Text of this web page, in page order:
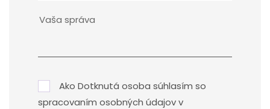
Ako Dotknutá osoba súhlasím so
spracovaním osobných údajov v